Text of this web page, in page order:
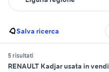
Salva ricerca
5 risultati
RENAULT Kadjar usata in